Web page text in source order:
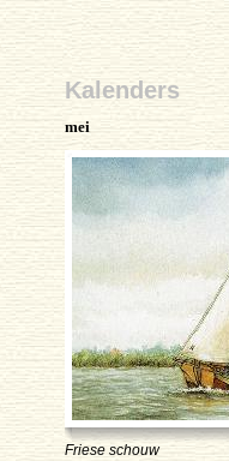
Kalenders
mei
Friese schouw